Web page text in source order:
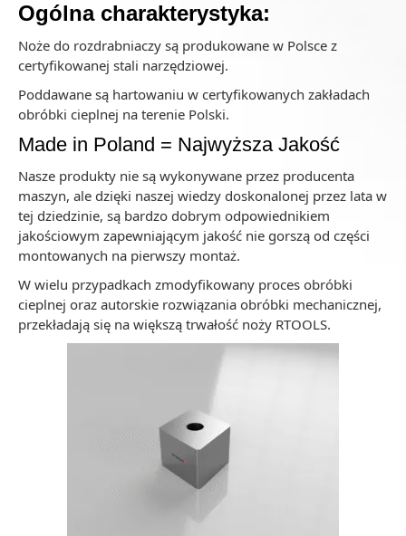
Ogólna charakterystyka:
Noże do rozdrabniaczy są produkowane w Polsce z
certyfikowanej stali narzędziowej.
Poddawane są hartowaniu w certyfikowanych zakładach
obróbki cieplnej na terenie Polski.
Made in Poland = Najwyższa Jakość
Nasze produkty nie są wykonywane przez producenta
maszyn, ale dzięki naszej wiedzy doskonalonej przez lata w
tej dziedzinie, są bardzo dobrym odpowiednikiem
jakościowym zapewniającym jakość nie gorszą od części
montowanych na pierwszy montaż.
W wielu przypadkach zmodyfikowany proces obróbki
cieplnej oraz autorskie rozwiązania obróbki mechanicznej,
przekładają się na większą trwałość noży RTOOLS.